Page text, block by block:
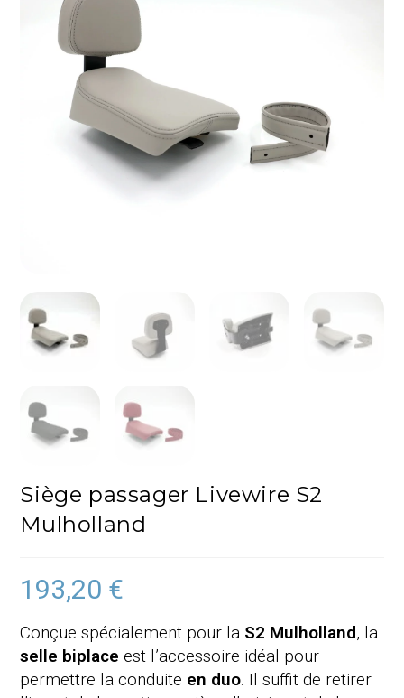
Siège passager Livewire S2
Mulholland
193,20 €
Conçue spécialement pour la S2 Mulholland, la
selle biplace est l’accessoire idéal pour
permettre la conduite en duo . Il suffit de retirer